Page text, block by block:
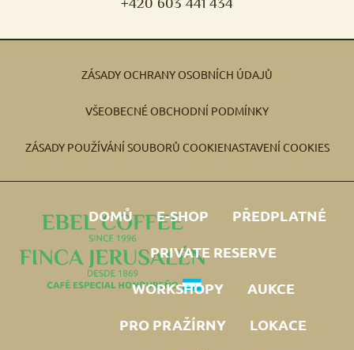
ZÁSADY OCHRANY OSOBNÍCH ÚDAJŮ
VŠEOBECNÉ OBCHODNÍ PODMÍNKY
ZÁSADY POUŽÍVÁNÍ SOUBORŮ COOKIENASTAVENÍ COOKIES
DOMŮ E-SHOP
PŘEDPLATNÉ
PRIVATE RESERVE
WORKSHOPY
AUKCE
PRO PRAŽÍRNY
LOKACE